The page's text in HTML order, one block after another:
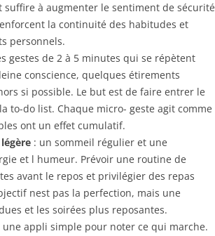
à augmenter le sentiment de sécurité
la continuité des habitudes et
personnels.
gestes de 2 à 5 minutes qui se répètent
conscience, quelques étirements
si possible. Le but est de faire entrer le
to-do list. Chaque micro- geste agit comme
ont un effet cumulatif.
: un sommeil régulier et une
et l humeur. Prévoir une routine de
avant le repos et privilégier des repas
nest pas la perfection, mais une
et les soirées plus reposantes.
appli simple pour noter ce qui marche.